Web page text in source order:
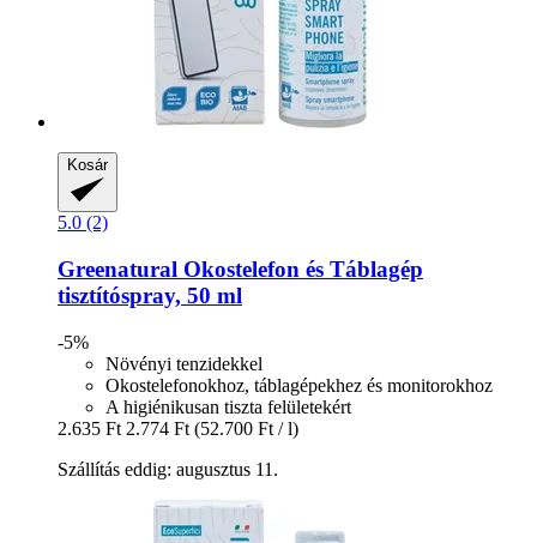
Kosár
5.0 (2)
Greenatural Okostelefon és Táblagép
tisztítóspray, 50 ml
-5%
Növényi tenzidekkel
Okostelefonokhoz, táblagépekhez és monitorokhoz
A higiénikusan tiszta felületekért
2.635 Ft 2.774 Ft (52.700 Ft / l)
Szállítás eddig: augusztus 11.